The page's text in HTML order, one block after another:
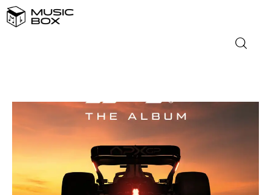
DOMAĆA GLAZBA
STRANA GLAZBA
FILM